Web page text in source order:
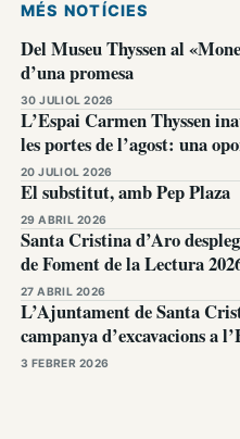
MÉS NOTÍCIES
Del Museu Thyssen al
d’una promesa
30 JULIOL 2026
L’Espai Carmen Thyssen
les portes de l’agost: una
20 JULIOL 2026
El substitut, amb Pep Plaza
29 ABRIL 2026
Santa Cristina d’Aro
de Foment de la Lectura
27 ABRIL 2026
L’Ajuntament de Santa
campanya d’excavacions a
3 FEBRER 2026